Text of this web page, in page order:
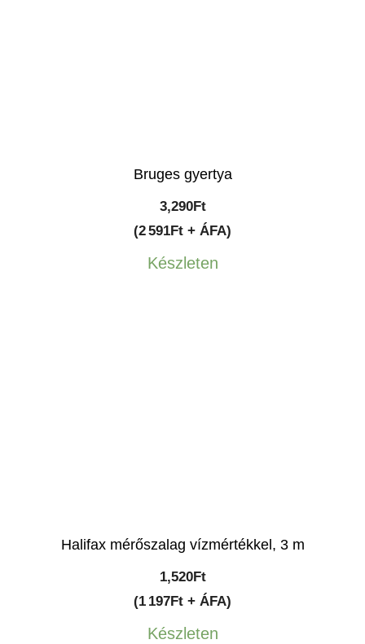
Bruges gyertya
3,290Ft
(2 591Ft + ÁFA)
Készleten
Halifax mérőszalag vízmértékkel, 3 m
1,520Ft
(1 197Ft + ÁFA)
Készleten